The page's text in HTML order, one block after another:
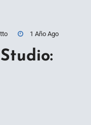
1 Año Ago